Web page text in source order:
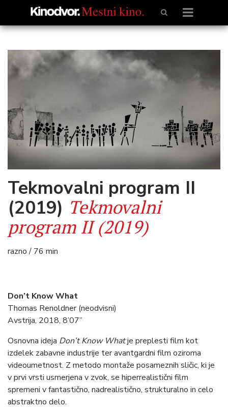
Tekmovalni program II
(2019) Tekmovalni
program II (2019)
razno / 76 min
Don’t Know What
Thomas Renoldner (neodvisni)
Avstrija, 2018, 8’07”
Osnovna ideja Don’t Know Whatje preplesti film kot
izdelek zabavne industrije ter avantgardni film oziroma
videoumetnost. Z metodo montaže posameznih sličic, ki je
v prvi vrsti usmerjena v zvok, se hiperrealistični film
spremeni v fantastično, nadrealistično, strukturalno in celo
abstraktno delo.